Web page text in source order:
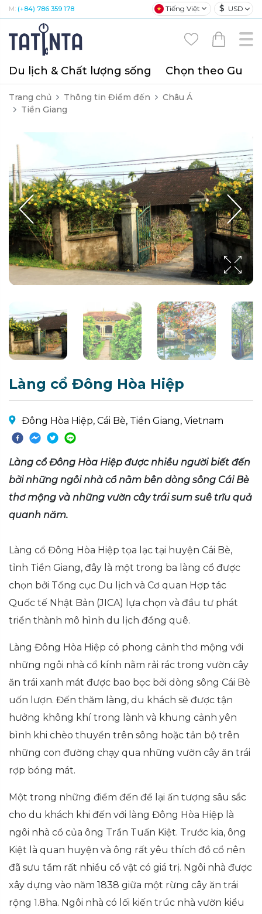
M: (+84) 786 359 178 Tiếng Việt $ USD
Du lịch & Chất lượng sống Chọn theo Gu
Trang chủ Thông tin Điểm đến
Châu Á
Tiền Giang
Làng cổ Đông Hòa Hiệp
Đông Hòa Hiệp, Cái Bè, Tiền Giang, Vietnam
Làng cổ Đông Hòa Hiệp được nhiều người biết đến
bởi những ngôi nhà cổ nằm bên dòng sông Cái Bè
thơ mộng và những vườn cây trái sum suê trĩu quả
quanh năm.
Làng cổ Đông Hòa Hiệp tọa lạc tại huyện Cái Bè,
tỉnh Tiền Giang, đây là một trong ba làng cổ được
chọn bởi Tổng cục Du lịch và Cơ quan Hợp tác
Quốc tế Nhật Bản (JICA) lựa chọn và đầu tư phát
triển thành mô hình du lịch đồng quê.
Làng Đông Hòa Hiệp có phong cảnh thơ mộng với
những ngôi nhà cổ kính nằm rải rác trong vườn cây
ăn trái xanh mát được bao bọc bởi dòng sông Cái Bè
uốn lượn. Đến thăm làng, du khách sẽ được tận
hưởng không khí trong lành và khung cảnh yên
bình khi chèo thuyền trên sông hoặc tản bộ trên
những con đường chạy qua những vườn cây ăn trái
rợp bóng mát.
Một trong những điểm đến để lại ấn tượng sâu sắc
cho du khách khi đến với làng Đông Hòa Hiệp là
ngôi nhà cổ của ông Trần Tuấn Kiệt. Trước kia, ông
Kiệt là quan huyện và ông rất yêu thích đồ cổ nên
đã sưu tầm rất nhiều cổ vật có giá trị. Ngôi nhà được
xây dựng vào năm 1838 giữa một rừng cây ăn trái
rộng 1.8ha. Ngôi nhà có lối kiến trúc nhà vườn kiểu